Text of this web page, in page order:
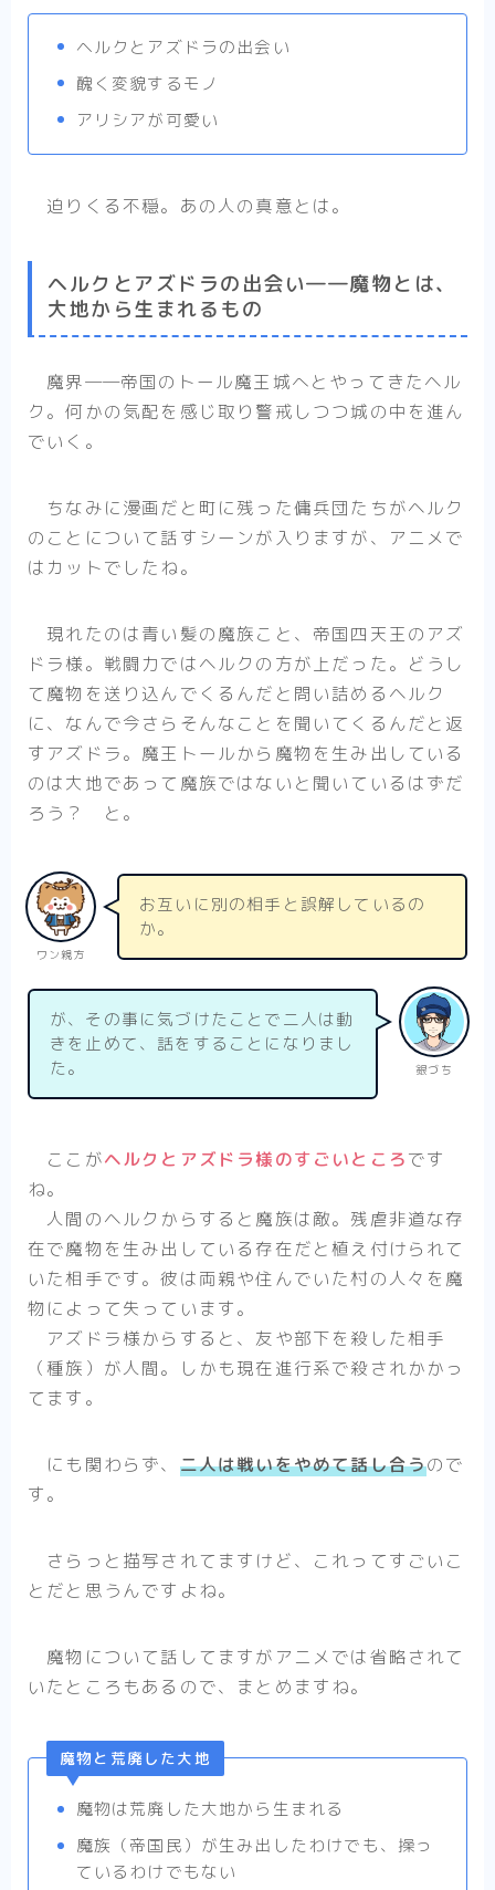
ヘルクとアズドラの出会い
醜く変貌するモノ
アリシアが可愛い
迫りくる不穏。あの人の真意とは。
ヘルクとアズドラの出会い――魔物とは、
大地から生まれるもの
魔界――帝国のトール魔王城へとやってきたヘル
ク。何かの気配を感じ取り警戒しつつ城の中を進ん
でいく。
ちなみに漫画だと町に残った傭兵団たちがヘルク
のことについて話すシーンが入りますが、アニメで
はカットでしたね。
現れたのは青い髪の魔族こと、帝国四天王のアズ
ドラ様。戦闘力ではヘルクの方が上だった。どうし
て魔物を送り込んでくるんだと問い詰めるヘルク
に、なんで今さらそんなことを聞いてくるんだと返
すアズドラ。魔王トールから魔物を生み出している
のは大地であって魔族ではないと聞いているはずだ
ろう？ と。
ワン親方
お互いに別の相手と誤解しているの
か。
銀づち
が、その事に気づけたことで二人は動
きを止めて、話をすることになりまし
た。
ここがヘルクとアズドラ様のすごいところです
ね。
人間のヘルクからすると魔族は敵。残虐非道な存
在で魔物を生み出している存在だと植え付けられて
いた相手です。彼は両親や住んでいた村の人々を魔
物によって失っています。
アズドラ様からすると、友や部下を殺した相手
（種族）が人間。しかも現在進行系で殺されかかっ
てます。
にも関わらず、 二人は戦いをやめて話し合うので
す。
さらっと描写されてますけど、これってすごいこ
とだと思うんですよね。
魔物について話してますがアニメでは省略されて
いたところもあるので、まとめますね。
魔物と荒廃した大地
魔物は荒廃した大地から生まれる
魔族（帝国民）が生み出したわけでも、操っ
ているわけでもない